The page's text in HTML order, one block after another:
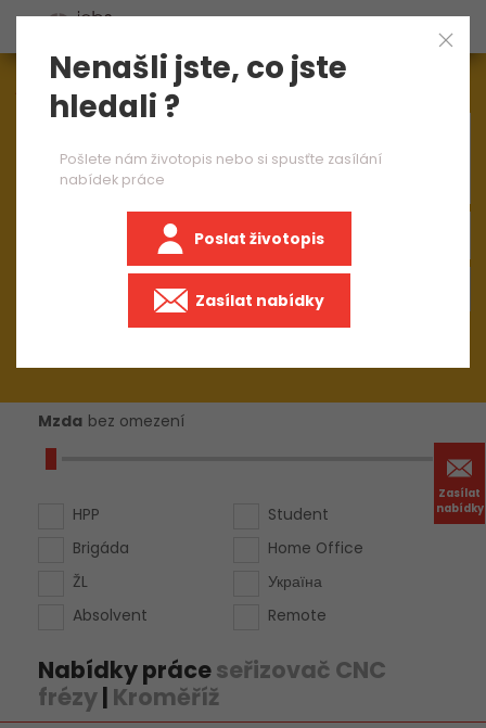
Zasílat
nabídky
Aktuálně1544nabídek práce
Mzda bez omezení
HPP
Brigáda
ŽL
Absolvent
Student
Home Office
Україна
Remote
Nabídky práceseřizovač CNC
frézy| Kroměříž
Nenašli jste, co jste
hledali ?
Pošlete nám životopis nebo si spusťte zasílání
nabídek práce
Poslat životopis
Zasílat nabídky